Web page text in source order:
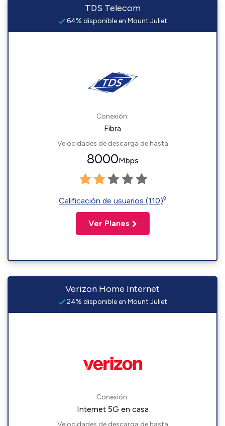
TDS Telecom
64% disponible en Mount Juliet
Conexión:
Fibra
Velocidades de descarga de hasta
8000Mbps
Calificación de usuarios (110)◊
Ver Planes
Verizon Home Internet
24% disponible en Mount Juliet
Conexión:
Internet 5G en casa